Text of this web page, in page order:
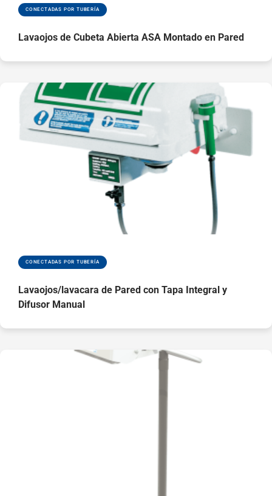
CONECTADAS POR TUBERÍA
Lavaojos de Cubeta Abierta ASA Montado en Pared
CONECTADAS POR TUBERÍA
Lavaojos/lavacara de Pared con Tapa Integral y
Difusor Manual